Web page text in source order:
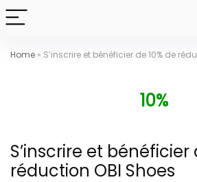
Home » S’inscrire et bénéficier de 10% de
10%
S’inscrire et bénéficier
réduction OBI Shoes